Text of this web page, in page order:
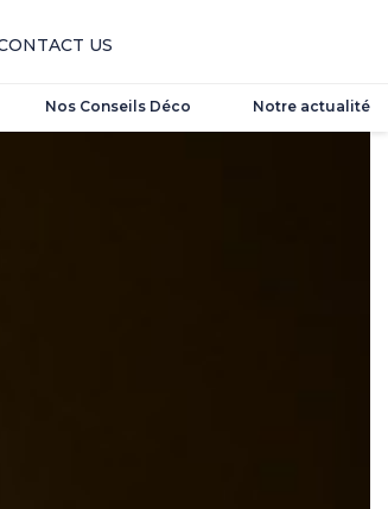
US
Nos Conseils Déco Notre actualité